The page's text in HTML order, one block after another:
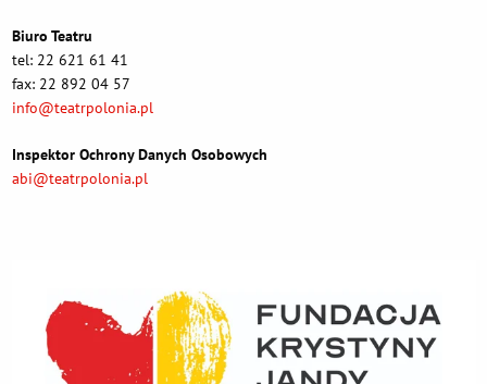
Biuro Teatru
tel: 22 621 61 41
fax: 22 892 04 57
info@teatrpolonia.pl
Inspektor Ochrony Danych Osobowych
abi@teatrpolonia.pl